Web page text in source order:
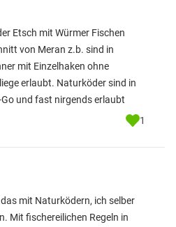
Etsch mit Würmer Fischen
von Meran z.b. sind in
mit Einzelhaken ohne
erlaubt. Naturköder sind in
und fast nirgends erlaubt
1
mit Naturködern, ich selber
Mit fischereilichen Regeln in